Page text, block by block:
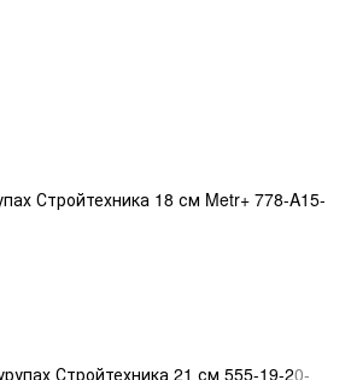
Стройтехника 18 см Metr+ 778-A15-